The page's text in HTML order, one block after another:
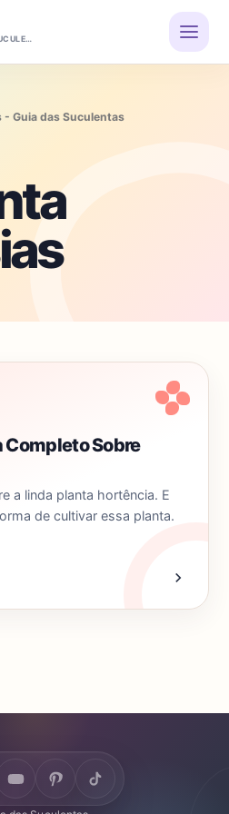
SAIBA TUDO SOBRE PLANTAS SUCULENTAS
Guia das Suculentas
Completo Sobre
a linda planta hortência. E
de cultivar essa planta.